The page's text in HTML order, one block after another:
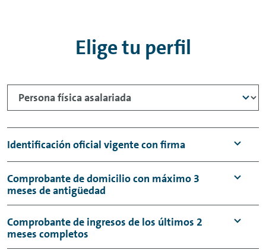
Elige tu perfil
Identificación oficial vigente con firma
Una de las siguientes:
Credencial de elector
Cédula profesional
Comprobante de domicilio con máximo 3
meses de antigüedad
Uno de los siguientes:
Recibo de teléfono
Comprobante de ingresos de los últimos 2
meses completos